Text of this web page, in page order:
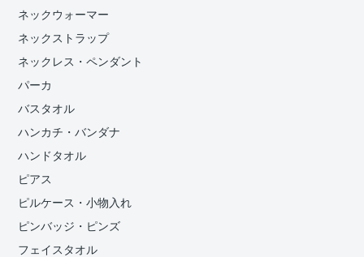
ネックウォーマー
ネックストラップ
ネックレス・ペンダント
パーカ
バスタオル
ハンカチ・バンダナ
ハンドタオル
ピアス
ピルケース・小物入れ
ピンバッジ・ピンズ
フェイスタオル